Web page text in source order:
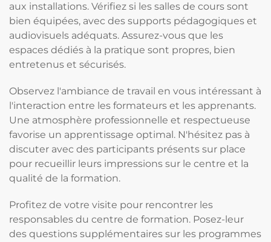
aux installations. Vérifiez si les salles de cours sont
bien équipées, avec des supports pédagogiques et
audiovisuels adéquats. Assurez-vous que les
espaces dédiés à la pratique sont propres, bien
entretenus et sécurisés.
Observez l'ambiance de travail en vous intéressant à
l'interaction entre les formateurs et les apprenants.
Une atmosphère professionnelle et respectueuse
favorise un apprentissage optimal. N'hésitez pas à
discuter avec des participants présents sur place
pour recueillir leurs impressions sur le centre et la
qualité de la formation.
Profitez de votre visite pour rencontrer les
responsables du centre de formation. Posez-leur
des questions supplémentaires sur les programmes